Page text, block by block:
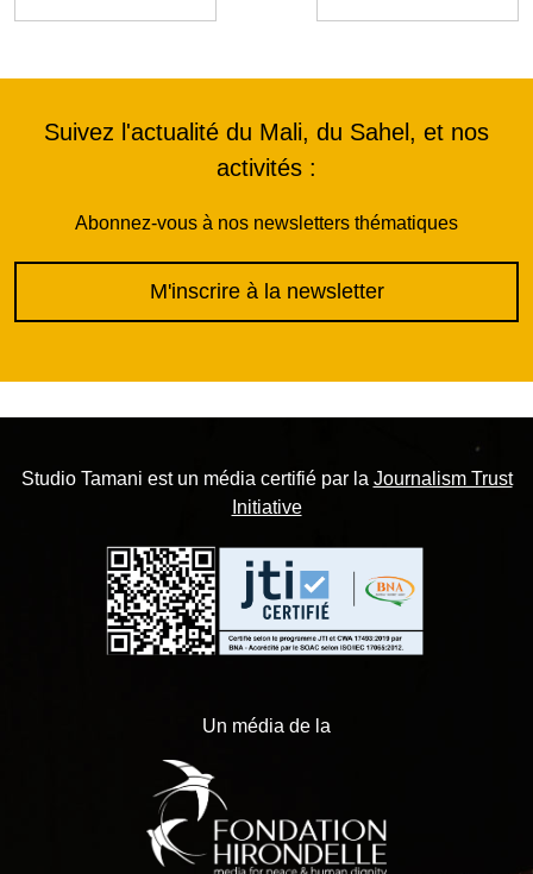
Suivez l'actualité du Mali, du Sahel, et nos
activités :
Abonnez-vous à nos newsletters thématiques
M'inscrire à la newsletter
Studio Tamani est un média certifié par la Journalism Trust
Initiative
Un média de la